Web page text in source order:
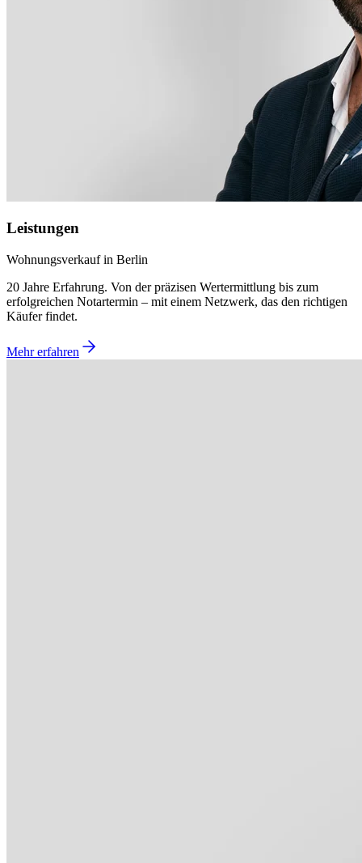
Leistungen
Wohnungsverkauf in Berlin
20 Jahre Erfahrung. Von der präzisen Wertermittlung bis zum
erfolgreichen Notartermin – mit einem Netzwerk, das den richtigen
Käufer findet.
Mehr erfahren